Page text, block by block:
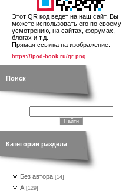
Этот QR код ведет на наш сайт. Вы
можете использовать его по своему
усмотрению, на сайтах, форумах,
блогах и т.д.
Прямая ссылка на изображение:
https://ipod-book.ru/qr.png
Поиск
Категории раздела
Без автора [14]
А [129]